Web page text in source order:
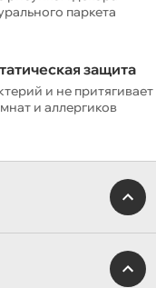
паркета
защита
и не притягивает
и аллергиков